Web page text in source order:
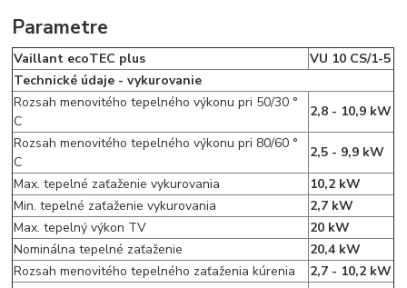
Parametre
Vaillant ecoTEC plus
VU 10 CS/1-5
Technické údaje - vykurovanie
Rozsah menovitého tepelného výkonu pri 50/30 °
C
2,8 - 10,9 kW
Rozsah menovitého tepelného výkonu pri 80/60 °
C
2,5 - 9,9 kW
Max. tepelné zaťaženie vykurovania
10,2 kW
Min. tepelné zaťaženie vykurovania
2,7 kW
Max. tepelný výkon TV
20 kW
Nominálna tepelné zaťaženie
20,4 kW
Rozsah menovitého tepelného zaťaženia kúrenia
2,7 - 10,2 kW